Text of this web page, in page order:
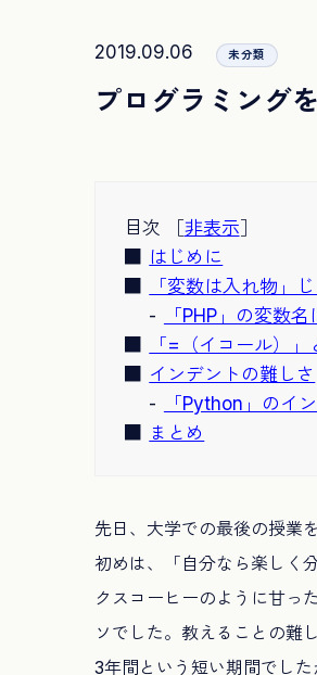
2019.09.06 未分類
プログラミング
目次 ［非表示］
はじめに
「変数は入れ物」
「PHP」の変数
「=（イコール）
インデントの難しさ
「Python」のイ
まとめ
先日、大学での最後の授業
初めは、「自分なら楽しく
クスコーヒーのように甘っ
ソでした。教えることの難
3年間という短い期間でし